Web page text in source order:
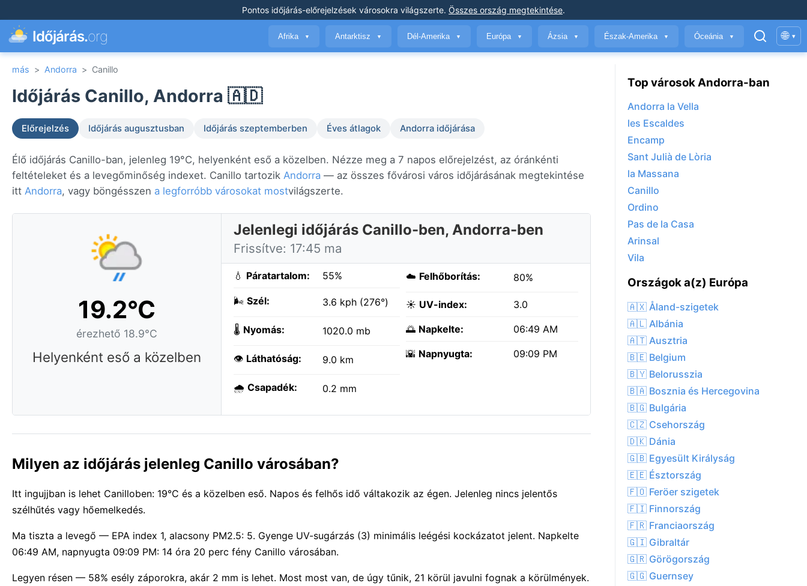
Pontos időjárás-előrejelzések városokra világszerte. Összes ország megtekintése.
Időjárás.org Afrika ▼ Antarktisz ▼ Dél-Amerika ▼ Európa ▼ Ázsia ▼ Észak-Amerika ▼ Óceánia ▼ 🌐 ▾
más > Andorra > Canillo
Időjárás Canillo, Andorra 🇦🇩
Előrejelzés Időjárás augusztusban Időjárás szeptemberben Éves átlagok Andorra időjárása
Élő időjárás Canillo-ban, jelenleg 19°C, helyenként eső a közelben. Nézze meg a 7 napos előrejelzést, az óránkénti
feltételeket és a levegőminőség indexet. Canillo tartozik Andorra — az összes fővárosi város időjárásának megtekintése
itt Andorra, vagy böngésszen a legforróbb városokat mostvilágszerte.
19.2°C
érezhető 18.9°C
Helyenként eső a közelben
Jelenlegi időjárás Canillo-ben, Andorra-ben
Frissítve: 17:45 ma
💧 Páratartalom: 55%
🌬️ Szél: 3.6 kph (276°)
🌡️ Nyomás: 1020.0 mb
👁️ Láthatóság: 9.0 km
🌧️ Csapadék: 0.2 mm
☁️ Felhőborítás: 80%
☀️ UV-index: 3.0
🌅 Napkelte: 06:49 AM
🌇 Napnyugta: 09:09 PM
Milyen az időjárás jelenleg Canillo városában?
Itt ingujjban is lehet Canilloben: 19°C és a közelben eső. Napos és felhős idő váltakozik az égen. Jelenleg nincs jelentős
szélhűtés vagy hőemelkedés.
Ma tiszta a levegő — EPA index 1, alacsony PM2.5: 5. Gyenge UV-sugárzás (3) minimális leégési kockázatot jelent. Napkelte
06:49 AM, napnyugta 09:09 PM: 14 óra 20 perc fény Canillo városában.
Legyen résen — 58% esély záporokra, akár 2 mm is lehet. Most most van, de úgy tűnik, 21 körül javulni fognak a körülmények.
Top városok Andorra-ban
Andorra la Vella
les Escaldes
Encamp
Sant Julià de Lòria
la Massana
Canillo
Ordino
Pas de la Casa
Arinsal
Vila
Országok a(z) Európa
🇦🇽 Åland-szigetek
🇦🇱 Albánia
🇦🇹 Ausztria
🇧🇪 Belgium
🇧🇾 Belorusszia
🇧🇦 Bosznia és Hercegovina
🇧🇬 Bulgária
🇨🇿 Csehország
🇩🇰 Dánia
🇬🇧 Egyesült Királyság
🇪🇪 Észtország
🇫🇴 Feröer szigetek
🇫🇮 Finnország
🇫🇷 Franciaország
🇬🇮 Gibraltár
🇬🇷 Görögország
🇬🇬 Guernsey